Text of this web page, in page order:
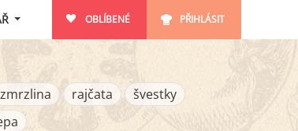
OBLÍBENÉ PŘIHLÁSIT
zmrzlina rajčata
švestky